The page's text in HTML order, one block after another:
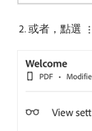
或者，點選